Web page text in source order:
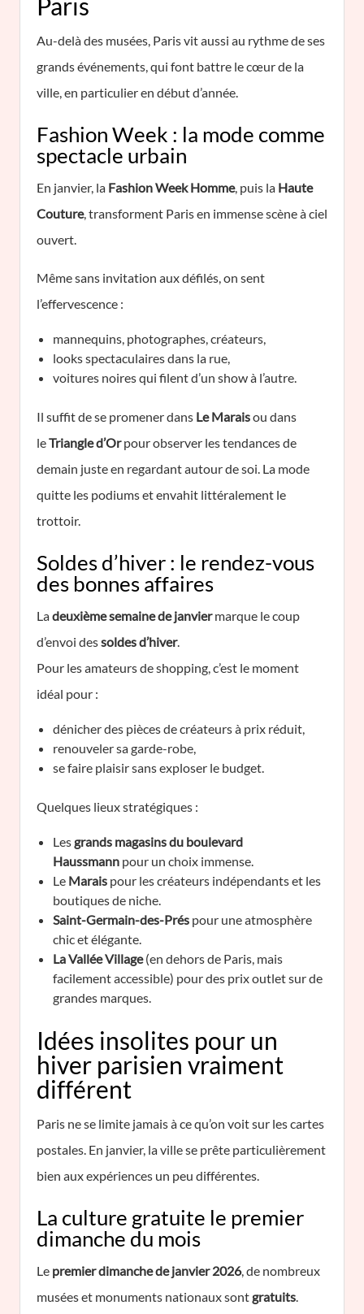
Au-delà des musées, Paris vit aussi au rythme de ses
grands événements, qui font battre le cœur de la
ville, en particulier en début d’année.
Fashion Week : la mode comme
spectacle urbain
En janvier, la Fashion Week Homme, puis la Haute
Couture, transforment Paris en immense scène à ciel
ouvert.
Même sans invitation aux défilés, on sent
l’effervescence :
mannequins, photographes, créateurs,
looks spectaculaires dans la rue,
voitures noires qui filent d’un show à l’autre.
Il suffit de se promener dans Le Maraisou dans
leTriangle d’Orpour observer les tendances de
demain juste en regardant autour de soi. La mode
quitte les podiums et envahit littéralement le
trottoir.
Soldes d’hiver : le rendez-vous
des bonnes affaires
Ladeuxième semaine de janviermarque le coup
d’envoi dessoldes d’hiver.
Pour les amateurs de shopping, c’est le moment
idéal pour :
dénicher des pièces de créateurs à prix réduit,
renouveler sa garde-robe,
se faire plaisir sans exploser le budget.
Quelques lieux stratégiques :
Lesgrands magasins du boulevard
Haussmann pour un choix immense.
Le Marais pour les créateurs indépendants et les
boutiques de niche.
Saint-Germain-des-Prés pour une atmosphère
chic et élégante.
La Vallée Village(en dehors de Paris, mais
facilement accessible) pour des prix outlet sur de
grandes marques.
Idées insolites pour un
hiver parisien vraiment
différent
Paris ne se limite jamais à ce qu’on voit sur les cartes
postales. En janvier, la ville se prête particulièrement
bien aux expériences un peu différentes.
La culture gratuite le premier
dimanche du mois
Le premier dimanche de janvier 2026, de nombreux
musées et monuments nationaux sontgratuits.